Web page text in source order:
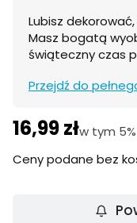
Lubisz
Masz bogatą
świąteczny czas
Przejdź do
Cena
16,99 złw tym 5%
w tym 5%
Ceny podane bez